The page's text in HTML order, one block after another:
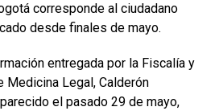
corresponde al ciudadano
desde finales de mayo.
entregada por la Fiscalía y
Medicina Legal, Calderón
el pasado 29 de mayo,